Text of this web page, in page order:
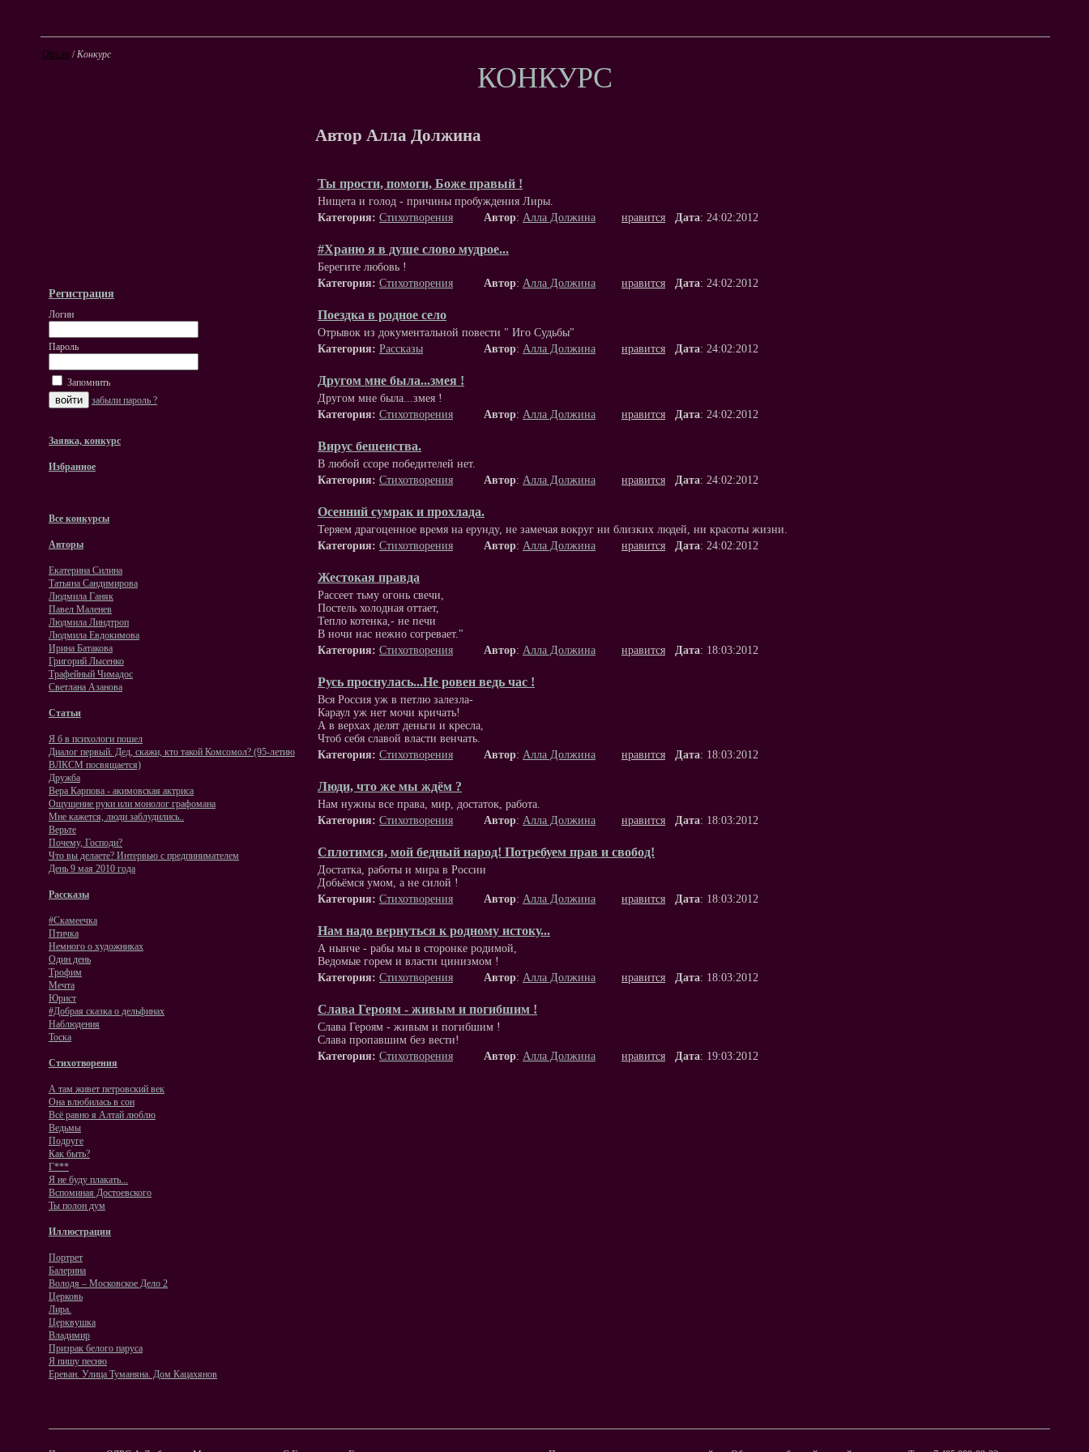
Olrs.ru /Конкурс
КОНКУРС
Регистрация
Логин
Пароль
Запомнить
забыли пароль ?
Заявка, конкурс
Избранное
Все конкурсы
Авторы
Екатерина Силина
Татьяна Сандимирова
Людмила Ганяк
Павел Маленев
Людмила Линдтроп
Людмила Евдокимова
Ирина Батакова
Григорий Лысенко
Трафейный Чимадос
Светлана Азанова
Статьи
Я б в психологи пошел
Диалог первый. Дед, скажи, кто такой Комсомол? (95-летию
ВЛКСМ посвящается)
Дружба
Вера Карпова - акимовская актриса
Ощущение руки или монолог графомана
Мне кажется, люди заблудились..
Верьте
Почему, Господи?
Что вы делаете? Интервью с предпинимателем
День 9 мая 2010 года
Рассказы
#Скамеечка
Птичка
Немного о художниках
Один день
Трофим
Мечта
Юрист
#Добрая сказка о дельфинах
Наблюдения
Тоска
Стихотворения
А там живет петровский век
Она влюбилась в сон
Всё равно я Алтай люблю
Ведьмы
Подруге
Как быть?
Г***
Я не буду плакать...
Вспоминая Достоевского
Ты полон дум
Иллюстрации
Портрет
Балерина
Володя – Московское Дело 2
Церковь
Лира.
Церквушка
Владимир
Призрак белого паруса
Я пишу песню
Ереван. Улица Туманяна. Дом Кацахянов
Автор Алла Должина
Ты прости, помоги, Боже правый !
Нищета и голод - причины пробуждения Лиры.
Категория: Стихотворения Автор: Алла Должина нравится Дата: 24:02:2012
#Храню я в душе слово мудрое...
Берегите любовь !
Категория: Стихотворения Автор: Алла Должина нравится Дата: 24:02:2012
Поездка в родное село
Отрывок из документальной повести " Иго Судьбы"
Категория: Рассказы Автор: Алла Должина нравится Дата: 24:02:2012
Другом мне была...змея !
Другом мне была...змея !
Категория: Стихотворения Автор: Алла Должина нравится Дата: 24:02:2012
Вирус бешенства.
В любой ссоре победителей нет.
Категория: Стихотворения Автор: Алла Должина нравится Дата: 24:02:2012
Осенний сумрак и прохлада.
Теряем драгоценное время на ерунду, не замечая вокруг ни близких людей, ни красоты жизни.
Категория: Стихотворения Автор: Алла Должина нравится Дата: 24:02:2012
Жестокая правда
Рассеет тьму огонь свечи,
Постель холодная оттает,
Тепло котенка,- не печи
В ночи нас нежно согревает."
Категория: Стихотворения Автор: Алла Должина нравится Дата: 18:03:2012
Русь проснулась...Не ровен ведь час !
Вся Россия уж в петлю залезла-
Караул уж нет мочи кричать!
А в верхах делят деньги и кресла,
Чтоб себя славой власти венчать.
Категория: Стихотворения Автор: Алла Должина нравится Дата: 18:03:2012
Люди, что же мы ждём ?
Нам нужны все права, мир, достаток, работа.
Категория: Стихотворения Автор: Алла Должина нравится Дата: 18:03:2012
Сплотимся, мой бедный народ! Потребуем прав и свобод!
Достатка, работы и мира в России
Добьёмся умом, а не силой !
Категория: Стихотворения Автор: Алла Должина нравится Дата: 18:03:2012
Нам надо вернуться к родному истоку...
А нынче - рабы мы в сторонке родимой,
Ведомые горем и власти цинизмом !
Категория: Стихотворения Автор: Алла Должина нравится Дата: 18:03:2012
Слава Героям - живым и погибшим !
Слава Героям - живым и погибшим !
Слава пропавшим без вести!
Категория: Стихотворения Автор: Алла Должина нравится Дата: 19:03:2012